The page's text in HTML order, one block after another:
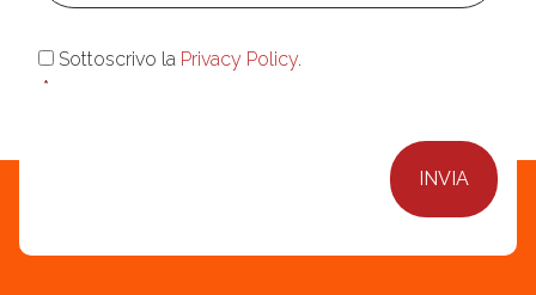
Consenso
Sottoscrivo la Privacy Policy.
*